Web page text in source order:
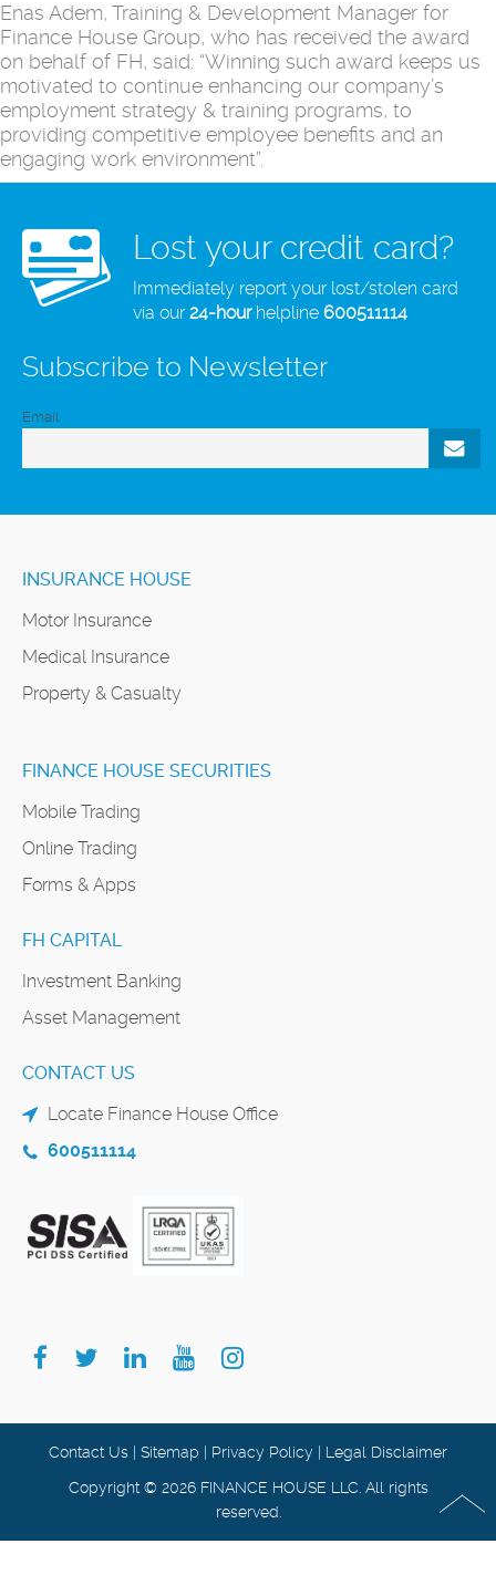
Enas Adem, Training & Development Manager for
Finance House Group, who has received the award
on behalf of FH, said: “Winning such award keeps us
motivated to continue enhancing our company’s
employment strategy & training programs, to
providing competitive employee benefits and an
engaging work environment”.
Lost your credit card?
Immediately report your lost/stolen card
via our24-hourhelpline 600511114
Subscribe to Newsletter
Email
INSURANCE HOUSE
Motor Insurance
Medical Insurance
Property & Casualty
FINANCE HOUSE SECURITIES
Mobile Trading
Online Trading
Forms & Apps
FH CAPITAL
Investment Banking
Asset Management
CONTACT US
Locate Finance House Office
600511114
Contact Us | Sitemap | Privacy Policy | Legal Disclaimer
Copyright © 2026 FINANCE HOUSE LLC. All rights
reserved.